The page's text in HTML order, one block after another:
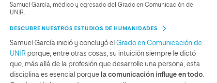
Samuel García, médico y egresado del Grado en Comunicación de
UNIR.
DESCUBRE NUESTROS ESTUDIOS DE HUMANIDADES
Samuel García inició y concluyó el Grado en Comunicación de
UNIR porque, entre otras cosas, su intuición siempre le dictó
que, más allá de la profesión que desarrolle una persona, esta
disciplina es esencial porque la comunicación influye en todo